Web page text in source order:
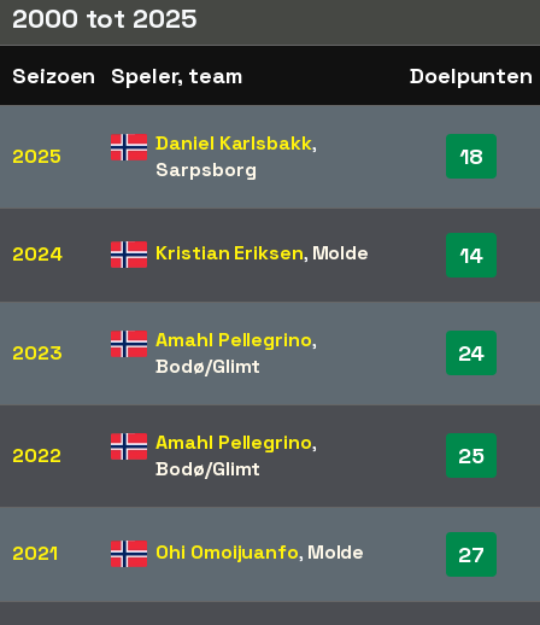
2000 tot 2025
Seizoen Speler, team Doelpunten
2025
Daniel Karlsbakk,
Sarpsborg
18
2024 Kristian Eriksen, Molde 14
2023
Amahl Pellegrino,
Bodø/Glimt
24
2022
Amahl Pellegrino,
Bodø/Glimt
25
2021 Ohi Omoijuanfo, Molde 27